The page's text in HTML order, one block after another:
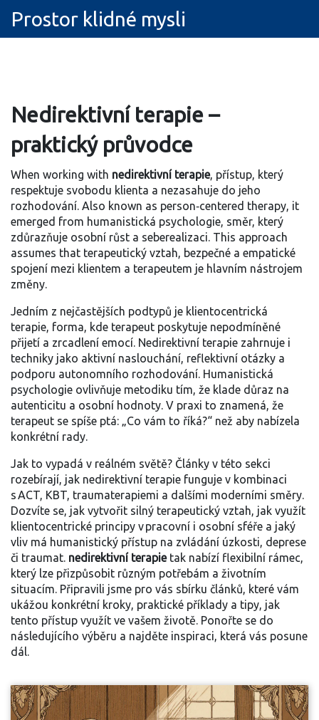
Prostor klidné mysli
Nedirektivní terapie –
praktický průvodce
When working with nedirektivní terapie, přístup, který
respektuje svobodu klienta a nezasahuje do jeho
rozhodování. Also known as person‑centered therapy, it
emerged from humanistická psychologie, směr, který
zdůrazňuje osobní růst a seberealizaci. This approach
assumes that terapeutický vztah, bezpečné a empatické
spojení mezi klientem a terapeutem je hlavním nástrojem
změny.
Jedním z nejčastějších podtypů je klientocentrická
terapie, forma, kde terapeut poskytuje nepodmíněné
přijetí a zrcadlení emocí. Nedirektivní terapie zahrnuje i
techniky jako aktivní naslouchání, reflektivní otázky a
podporu autonomního rozhodování. Humanistická
psychologie ovlivňuje metodiku tím, že klade důraz na
autenticitu a osobní hodnoty. V praxi to znamená, že
terapeut se spíše ptá: „Co vám to říká?“ než aby nabízela
konkrétní rady.
Jak to vypadá v reálném světě? Články v této sekci
rozebírají, jak nedirektivní terapie funguje v kombinaci
s ACT, KBT, traumaterapiemi a dalšími moderními směry.
Dozvíte se, jak vytvořit silný terapeutický vztah, jak využít
klientocentrické principy v pracovní i osobní sféře a jaký
vliv má humanistický přístup na zvládání úzkosti, deprese
či traumat. nedirektivní terapietak nabízí flexibilní rámec,
který lze přizpůsobit různým potřebám a životním
situacím. Připravili jsme pro vás sbírku článků, které vám
ukážou konkrétní kroky, praktické příklady a tipy, jak
tento přístup využít ve vašem životě. Ponořte se do
následujícího výběru a najděte inspiraci, která vás posune
dál.